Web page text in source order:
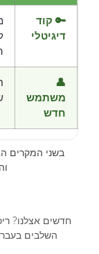
🔑 קוד
דיגיטלי
👤
משתמש
חדש
בשני המקרים
חדשים אצלנו?
השלבים